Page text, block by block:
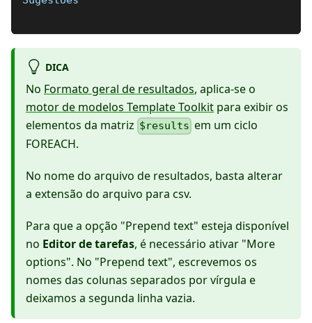
DICA
No Formato geral de resultados, aplica-se o
motor de modelos Template Toolkit para exibir os
elementos da matriz $results em um ciclo
FOREACH.
No nome do arquivo de resultados, basta alterar
a extensão do arquivo para csv.
Para que a opção "Prepend text" esteja disponível
no Editor de tarefas, é necessário ativar "More
options". No "Prepend text", escrevemos os
nomes das colunas separados por vírgula e
deixamos a segunda linha vazia.